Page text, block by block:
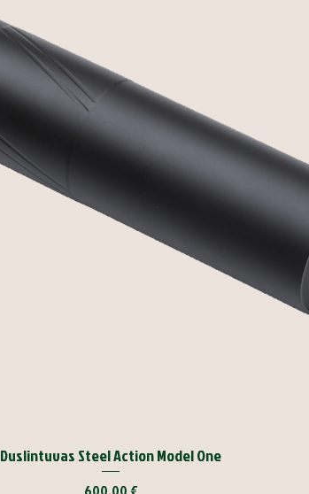
Duslintuvas Steel Action Model One
Kaina